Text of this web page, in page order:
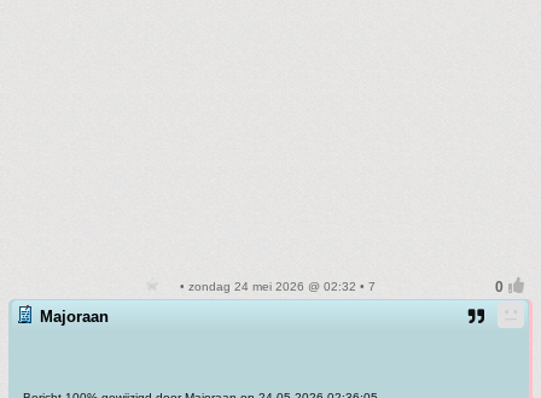
• zondag 24 mei 2026 @ 02:32 • 7
Majoraan